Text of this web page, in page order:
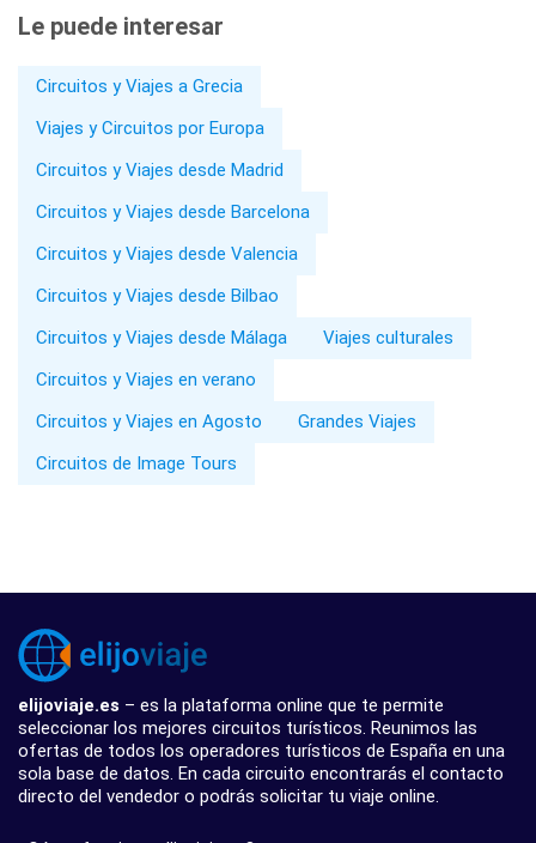
Le puede interesar
Circuitos y Viajes a Grecia
Viajes y Circuitos por Europa
Circuitos y Viajes desde Madrid
Circuitos y Viajes desde Barcelona
Circuitos y Viajes desde Valencia
Circuitos y Viajes desde Bilbao
Circuitos y Viajes desde Málaga
Viajes culturales
Circuitos y Viajes en verano
Circuitos y Viajes en Agosto
Grandes Viajes
Circuitos de Image Tours
elijoviaje.es – es la plataforma online que te permite
seleccionar los mejores circuitos turísticos. Reunimos las
ofertas de todos los operadores turísticos de España en una
sola base de datos. En cada circuito encontrarás el contacto
directo del vendedor o podrás solicitar tu viaje online.